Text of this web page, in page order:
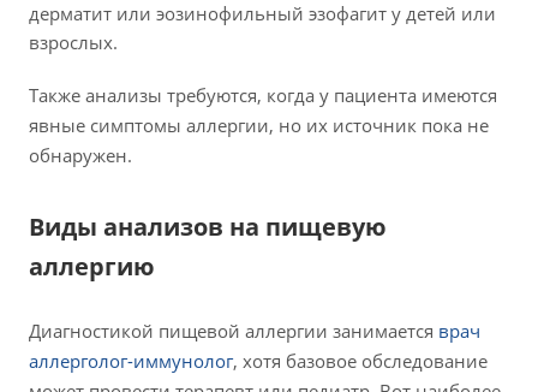
дерматит или эозинофильный эзофагит у детей или
взрослых.
Также анализы требуются, когда у пациента имеются
явные симптомы аллергии, но их источник пока не
обнаружен.
Виды анализов на пищевую
аллергию
Диагностикой пищевой аллергии занимается врач
аллерголог-иммунолог, хотя базовое обследование